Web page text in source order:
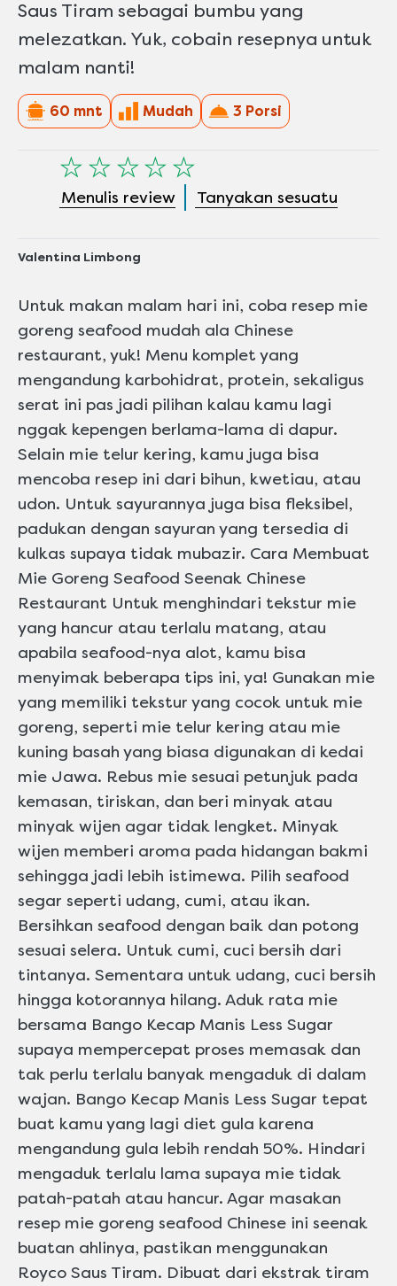
Saus Tiram sebagai bumbu yang
melezatkan. Yuk, cobain resepnya untuk
malam nanti!
60 mnt Mudah 3 Porsi
Tidak
ada
peringkat
dikirimkan
recipe
ini
Menulis review Tanyakan sesuatu
Valentina Limbong
Untuk makan malam hari ini, coba resep mie
goreng seafood mudah ala Chinese
restaurant, yuk! Menu komplet yang
mengandung karbohidrat, protein, sekaligus
serat ini pas jadi pilihan kalau kamu lagi
nggak kepengen berlama-lama di dapur.
Selain mie telur kering, kamu juga bisa
mencoba resep ini dari bihun, kwetiau, atau
udon. Untuk sayurannya juga bisa fleksibel,
padukan dengan sayuran yang tersedia di
kulkas supaya tidak mubazir. Cara Membuat
Mie Goreng Seafood Seenak Chinese
Restaurant Untuk menghindari tekstur mie
yang hancur atau terlalu matang, atau
apabila seafood-nya alot, kamu bisa
menyimak beberapa tips ini, ya! Gunakan mie
yang memiliki tekstur yang cocok untuk mie
goreng, seperti mie telur kering atau mie
kuning basah yang biasa digunakan di kedai
mie Jawa. Rebus mie sesuai petunjuk pada
kemasan, tiriskan, dan beri minyak atau
minyak wijen agar tidak lengket. Minyak
wijen memberi aroma pada hidangan bakmi
sehingga jadi lebih istimewa. Pilih seafood
segar seperti udang, cumi, atau ikan.
Bersihkan seafood dengan baik dan potong
sesuai selera. Untuk cumi, cuci bersih dari
tintanya. Sementara untuk udang, cuci bersih
hingga kotorannya hilang. Aduk rata mie
bersama Bango Kecap Manis Less Sugar
supaya mempercepat proses memasak dan
tak perlu terlalu banyak mengaduk di dalam
wajan. Bango Kecap Manis Less Sugar tepat
buat kamu yang lagi diet gula karena
mengandung gula lebih rendah 50%. Hindari
mengaduk terlalu lama supaya mie tidak
patah-patah atau hancur. Agar masakan
resep mie goreng seafood Chinese ini seenak
buatan ahlinya, pastikan menggunakan
Royco Saus Tiram. Dibuat dari ekstrak tiram